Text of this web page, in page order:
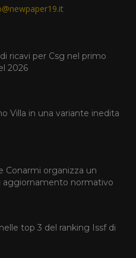
ricavi per Csg nel primo
2026
Villa in una variante inedita
Conarmi organizza un
aggiornamento normativo
top 3 del ranking Issf di